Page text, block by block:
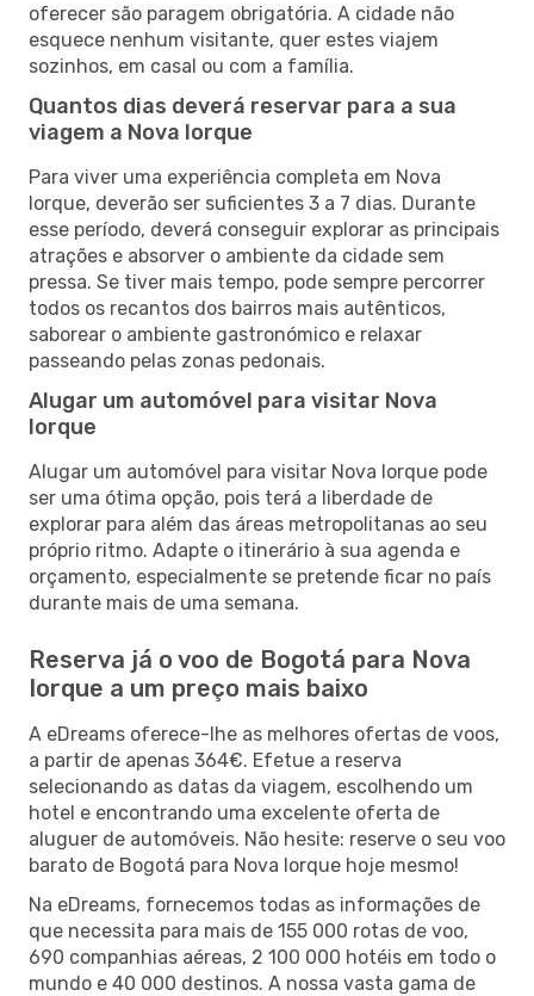
oferecer são paragem obrigatória. A cidade não
esquece nenhum visitante, quer estes viajem
sozinhos, em casal ou com a família.
Quantos dias deverá reservar para a sua
viagem a Nova Iorque
Para viver uma experiência completa em Nova
Iorque, deverão ser suficientes 3 a 7 dias. Durante
esse período, deverá conseguir explorar as principais
atrações e absorver o ambiente da cidade sem
pressa. Se tiver mais tempo, pode sempre percorrer
todos os recantos dos bairros mais autênticos,
saborear o ambiente gastronómico e relaxar
passeando pelas zonas pedonais.
Alugar um automóvel para visitar Nova
Iorque
Alugar um automóvel para visitar Nova Iorque pode
ser uma ótima opção, pois terá a liberdade de
explorar para além das áreas metropolitanas ao seu
próprio ritmo. Adapte o itinerário à sua agenda e
orçamento, especialmente se pretende ficar no país
durante mais de uma semana.
Reserva já o voo de Bogotá para Nova
Iorque a um preço mais baixo
A eDreams oferece-lhe as melhores ofertas de voos,
a partir de apenas 364€. Efetue a reserva
selecionando as datas da viagem, escolhendo um
hotel e encontrando uma excelente oferta de
aluguer de automóveis. Não hesite: reserve o seu voo
barato de Bogotá para Nova Iorque hoje mesmo!
Na eDreams, fornecemos todas as informações de
que necessita para mais de 155 000 rotas de voo,
690 companhias aéreas, 2 100 000 hotéis em todo o
mundo e 40 000 destinos. A nossa vasta gama de